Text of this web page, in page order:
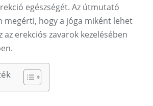
egészségét. Az útmutató
megérti, hogy a jóga miként lehet
az erekciós zavarok kezelésében